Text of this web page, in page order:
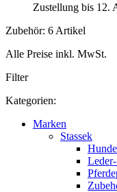
Zustellung bis 12.
Zubehör: 6 Artikel
Alle Preise inkl. MwSt.
Filter
Kategorien:
Marken
Stassek